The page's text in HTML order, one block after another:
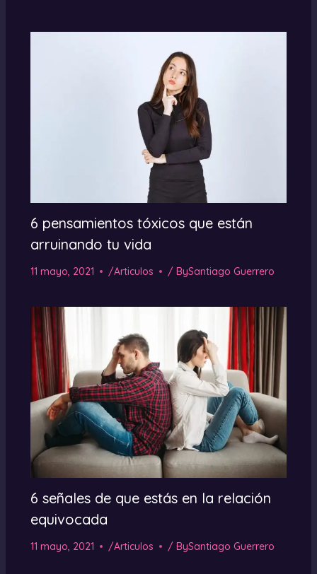
6 pensamientos tóxicos que están
arruinando tu vida
11 mayo, 2021 /Articulos / BySantiago Guerrero
6 señales de que estás en la relación
equivocada
11 mayo, 2021 /Articulos / BySantiago Guerrero